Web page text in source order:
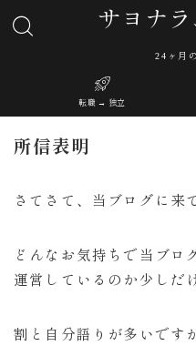
サヨナ
24ヶ月
24ヶ月、独立化計画
転職 → 独立
所信表明
さてさて、当ブログに来
どんなお気持ちで当ブロ
運営しているのか少しだ
割と自分語りが多いです